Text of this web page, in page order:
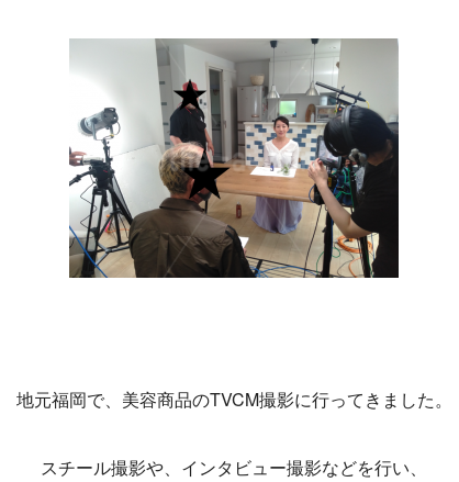
地元福岡で、美容商品のTVCM撮影に行ってきました。
スチール撮影や、インタビュー撮影などを行い、